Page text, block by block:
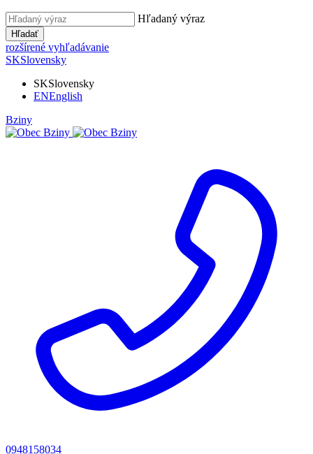
Hľadaný výraz
Hľadať
rozšírené vyhľadávanie
SKSlovensky
SKSlovensky
ENEnglish
Bziny
0948158034